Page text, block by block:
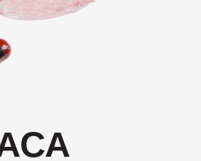
к Коньячная